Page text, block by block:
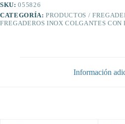
SKU:055826
CATEGORÍA:PRODUCTOS /
FREGADEROS INOX COLGANTES
Información